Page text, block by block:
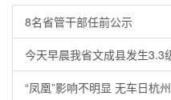
8名省管干部任前公示
今天早晨我省文成县发生3.3
“凤凰”影响不明显 无车日杭